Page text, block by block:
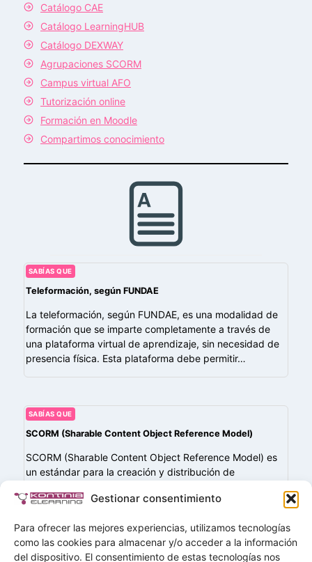
Gestionar consentimiento
Para ofrecer las mejores experiencias, utilizamos tecnologías
como las cookies para almacenar y/o acceder a la información
del dispositivo. El consentimiento de estas tecnologías nos
Catálogo CAE
Catálogo LearningHUB
Catálogo DEXWAY
Agrupaciones SCORM
Campus virtual AFO
Tutorización online
Formación en Moodle
Compartimos conocimiento
SABÍAS QUE
Teleformación, según FUNDAE
La teleformación, según FUNDAE, es una modalidad de
formación que se imparte completamente a través de
una plataforma virtual de aprendizaje, sin necesidad de
presencia física. Esta plataforma debe permitir…
SABÍAS QUE
SCORM (Sharable Content Object Reference Model)
SCORM (Sharable Content Object Reference Model) es
un estándar para la creación y distribución de
interoperabilidad entre los cursos y las plataformas LMS